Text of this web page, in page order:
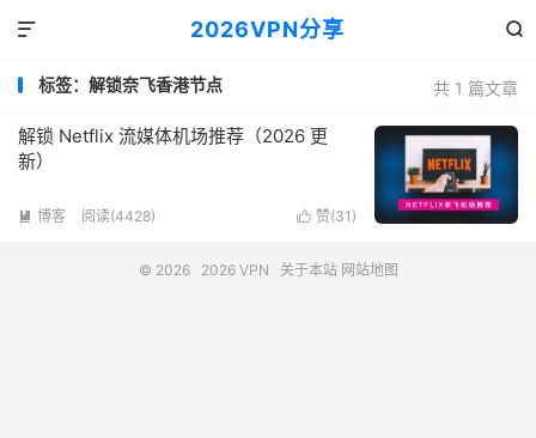
2026VPN分享 

共 1 篇文章
标签：解锁奈飞香港节点
解锁 Netflix 流媒体机场推荐（2026 更
新）
 赞(31 )
 博客 阅读(4428)
© 2026 2026 VPN 关于本站 网站地图